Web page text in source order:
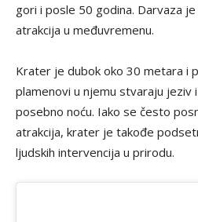
gori i posle 50 godina. Darvaza
atrakcija u međuvremenu.
Krater je dubok oko 30 metara i
plamenovi u njemu stvaraju jeziv
posebno noću. Iako se često
atrakcija, krater je takođe
ljudskih intervencija u prirodu.